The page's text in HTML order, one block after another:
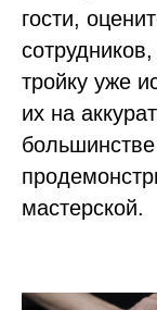
гости,
тройку уже
их на
мастерской.